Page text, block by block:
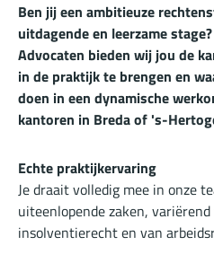
Ben jij een ambitieuze
uitdagende en leerzame
Advocaten bieden wij jou de
in de praktijk te brengen en
doen in een dynamische
kantoren in Breda of 's-
Echte praktijkervaring
Je draait volledig mee in onze
uiteenlopende zaken,
insolventierecht en van